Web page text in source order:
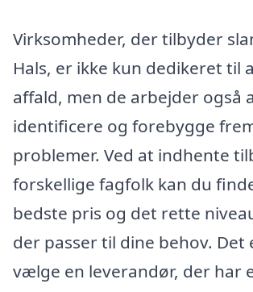
Virksomheder, der tilbyder
Hals, er ikke kun dedikeret til
affald, men de arbejder også
identificere og forebygge
problemer. Ved at indhente
forskellige fagfolk kan du
bedste pris og det rette
der passer til dine behov.
vælge en leverandør, der har